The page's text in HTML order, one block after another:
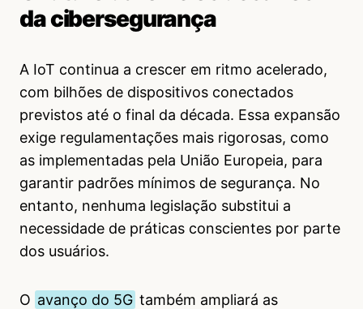
da cibersegurança
A IoT continua a crescer em ritmo acelerado,
com bilhões de dispositivos conectados
previstos até o final da década. Essa expansão
exige regulamentações mais rigorosas, como
as implementadas pela União Europeia, para
garantir padrões mínimos de segurança. No
entanto, nenhuma legislação substitui a
necessidade de práticas conscientes por parte
dos usuários.
O avanço do 5G também ampliará as